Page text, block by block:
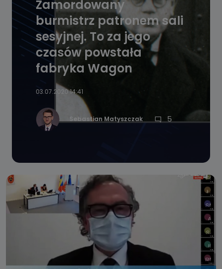
Zamordowany
burmistrz patronem sali
sesyjnej. To za jego
czasów powstała
fabryka Wagon
03.07.2020 14:41
Sebastian Matyszczak 5